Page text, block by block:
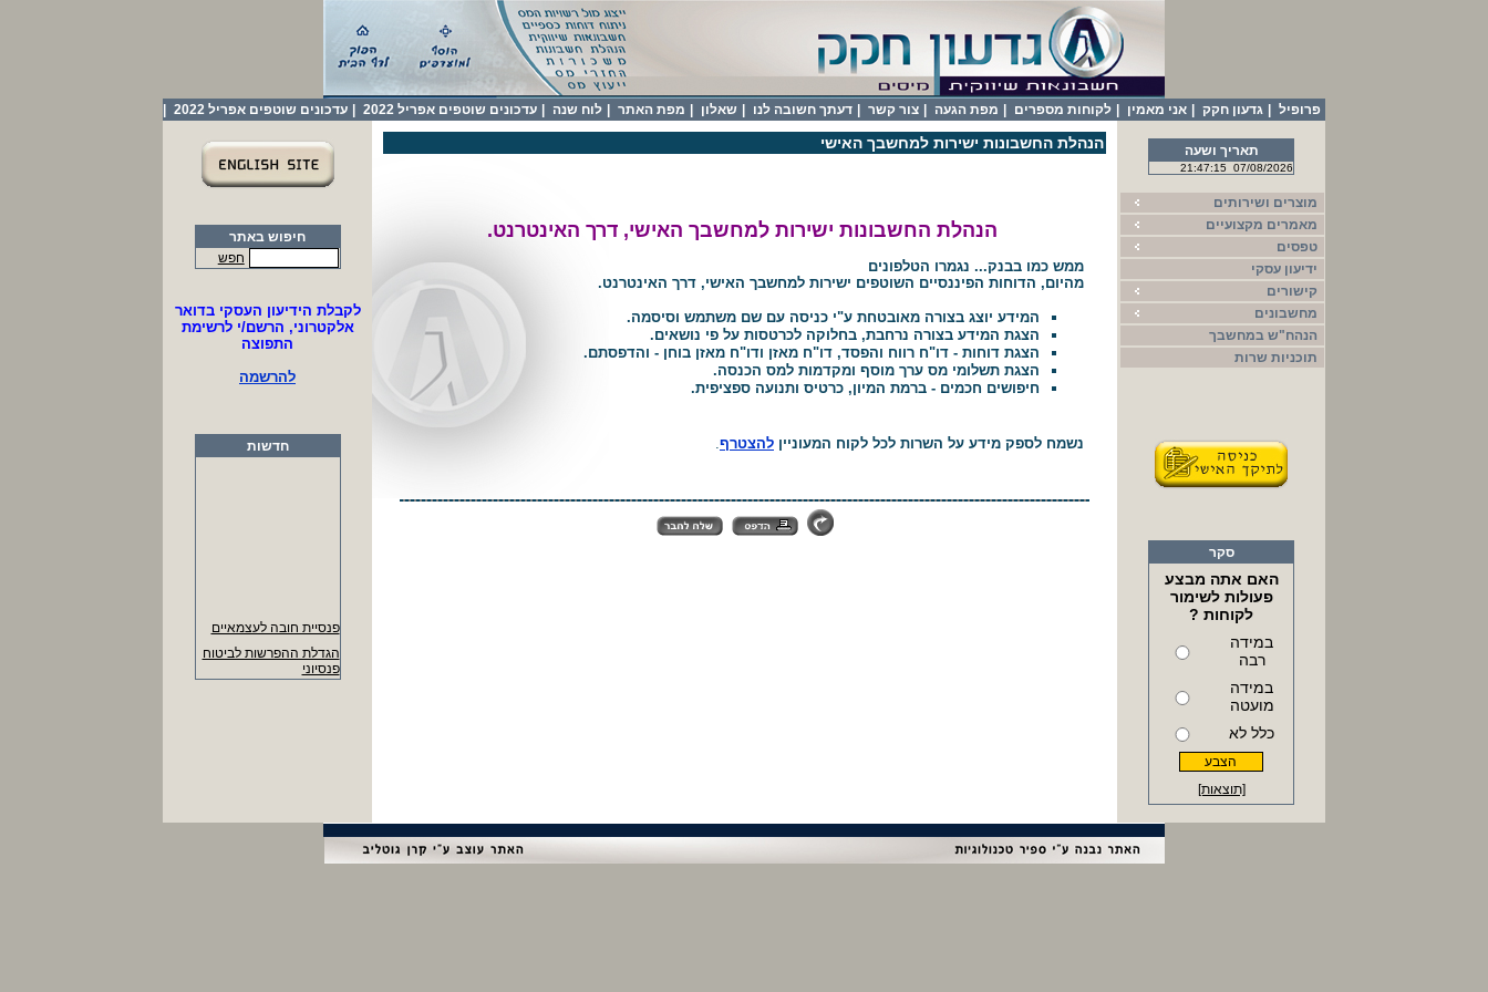
פרופיל גדעון חקק אני מאמין לקוחות מספרים מפת הגעה צור קשר דעתך חשובה לנו שאלון מפת האתר לוח שנה עדכונים שוטפים אפריל 2022 עדכונים שוטפים אפריל 2022
תאריך ושעה
07/08/2026
21:47:15
מוצרים ושירותים
מאמרים מקצועיים
טפסים
ידיעון עסקי
קישורים
מחשבונים
הנהח"ש במחשבך
תוכניות שרות
סקר
האם אתה מבצע
פעולות לשימור
לקוחות ?
במידה
רבה
במידה
מועטה
כלל לא
[תוצאות]
הנהלת החשבונות ישירות למחשבך האישי
הנהלת החשבונות ישירות למחשבך האישי, דרך האינטרנט.
ממש כמו בבנק... נגמרו הטלפונים
מהיום, הדוחות הפיננסיים השוטפים ישירות למחשבך האישי, דרך האינטרנט.
המידע יוצג בצורה מאובטחת ע"י כניסה עם שם משתמש וסיסמה.
הצגת המידע בצורה נרחבת, בחלוקה לכרטסות על פי נושאים.
הצגת דוחות - דו"ח רווח והפסד, דו"ח מאזן ודו"ח מאזן בוחן - והדפסתם.
הצגת תשלומי מס ערך מוסף ומקדמות למס הכנסה.
חיפושים חכמים - ברמת המיון, כרטיס ותנועה ספציפית.
נשמח לספק מידע על השרות לכל לקוח המעוניין להצטרף.
חיפוש באתר
חפש
לקבלת הידיעון העסקי בדואר
אלקטרוני, הרשם/י לרשימת
התפוצה
להרשמה
חדשות
פנסיית חובה לעצמאיים
הגדלת ההפרשות לביטוח
פנסיוני
- נרשמים לידיעון העסקי